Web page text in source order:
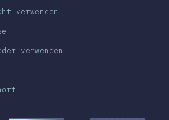
verwenden
verwenden
2019 2020 2019 2020